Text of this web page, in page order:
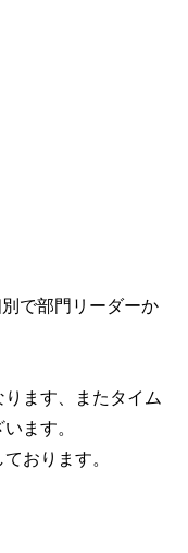
で部門リーダーか
ます、またタイム
ます。
おります。